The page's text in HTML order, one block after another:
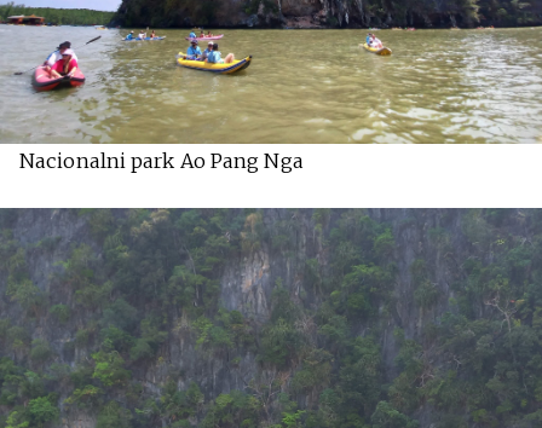
Nacionalni park Ao Pang Nga